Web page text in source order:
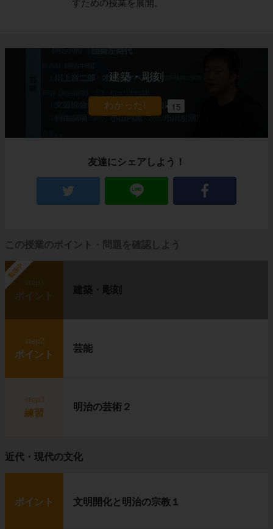
すための授業を展開。
建築・彫刻
15
友達にシェアしよう！
この授業のポイント・問題を確認しよう
勉強中
ポイント
建築・彫刻
step2
ポイント
芸能
step3
練習
明治の芸術２
近代・現代の文化
ポイント 文明開化と明治の宗教１